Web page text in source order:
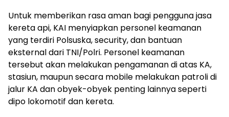
Untuk memberikan rasa aman bagi pengguna jasa
kereta api, KAI menyiapkan personel keamanan
yang terdiri Polsuska, security, dan bantuan
eksternal dari TNI/Polri. Personel keamanan
tersebut akan melakukan pengamanan di atas KA,
stasiun, maupun secara mobile melakukan patroli di
jalur KA dan obyek-obyek penting lainnya seperti
dipo lokomotif dan kereta.